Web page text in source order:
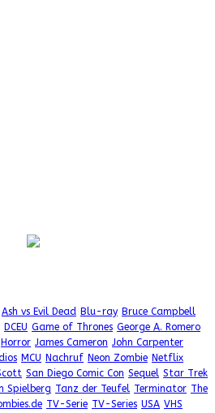
Ash vs Evil Dead Blu-ray Bruce Campbell
DCEU Game of Thrones George A. Romero
Horror James Cameron John Carpenter
MCU Nachruf Neon Zombie Netflix
San Diego Comic Con Sequel Star Trek
Spielberg Tanz der Teufel Terminator The
TV-Serie TV-Series USA VHS